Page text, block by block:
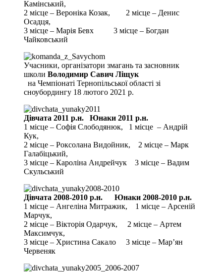
Камінський,
2 місце – Вероніка Козак, 2 місце – Денис
Осадця,
3 місце – Марія Бевх 3 місце – Богдан
Чайковський
Учасники, організатори змагань та засновник
школи Володимир Савич Ліщук
на Чемпіонаті Тернопільської області зі
сноубордингу 18 лютого 2021 р.
Дівчата 2011 р.н. Юнаки 2011 р.н.
1 місце – Софія Слободянюк, 1 місце – Андрій
Кук,
2 місце – Роксолана Видойник, 2 місце – Марк
Галабіцький,
3 місце – Кароліна Андрейчук 3 місце – Вадим
Скульський
Дівчата 2008-2010 р.н. Юнаки 2008-2010 р.н.
1 місце – Ангеліна Митражик, 1 місце – Арсеній
Марчук,
2 місце – Вікторія Одарчук, 2 місце – Артем
Максимчук,
3 місце – Христина Сакало 3 місце – Мар’ян
Червеняк